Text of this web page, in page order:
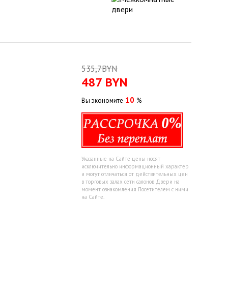
535,7BYN
487 BYN
Вы экономите 10 %
Указанные на Сайте цены носят
исключительно информационный характер
и могут отличаться от действительных цен
в торговых залах сети салонов Двери на
момент ознакомления Посетителем с ними
на Сайте.